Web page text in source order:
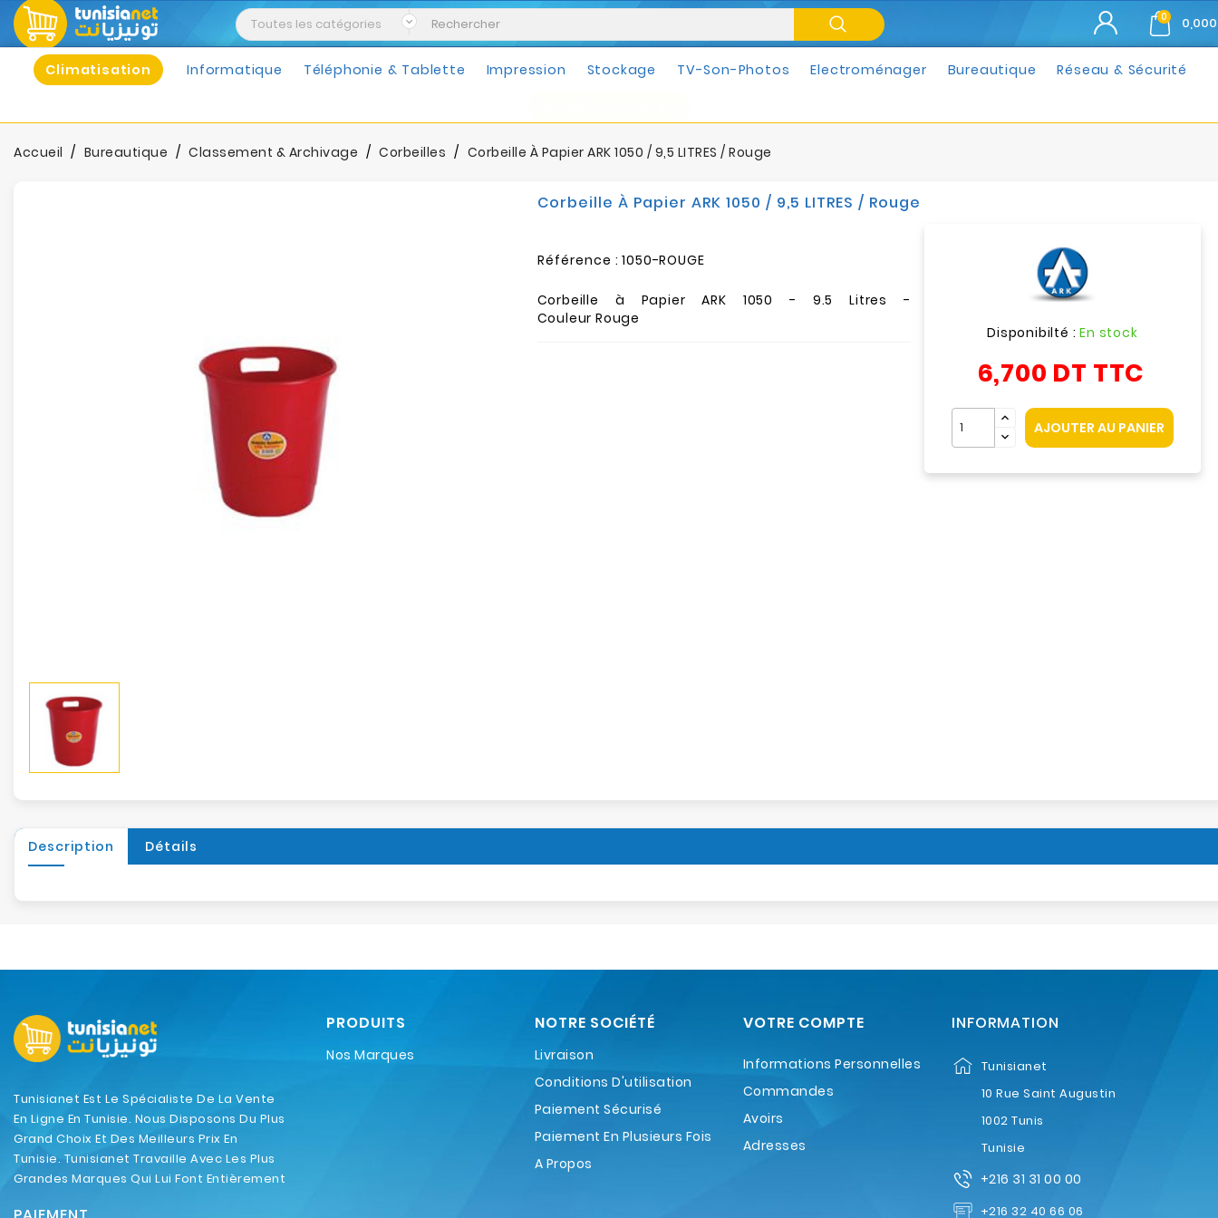
0
Climatisation Informatique Téléphonie & Tablette Impression Stockage TV-Son-Photos Electroménager Bureautique Réseau & Sécurité
Accueil Bureautique Classement & Archivage Corbeilles Corbeille À Papier ARK 1050 / 9,5 LITRES / Rouge
Corbeille À Papier ARK 1050 / 9,5 LITRES / Rouge
Référence : 1050-ROUGE
Corbeille à Papier ARK 1050 - 9.5 Litres -
Couleur Rouge
Disponibilté :En stock
6,700 DT TTC
AJOUTER AU PANIER
Description Détails
Tunisianet Est Le Spécialiste De La Vente
En Ligne En Tunisie. Nous Disposons Du Plus
Grand Choix Et Des Meilleurs Prix En
Tunisie. Tunisianet Travaille Avec Les Plus
Grandes Marques Qui Lui Font Entièrement
PRODUITS
Nos Marques
NOTRE SOCIÉTÉ
Livraison
Conditions D'utilisation
Paiement Sécurisé
Paiement En Plusieurs Fois
A Propos
VOTRE COMPTE
Informations Personnelles
Commandes
Avoirs
Adresses
INFORMATION
Tunisianet
10 Rue Saint Augustin
1002 Tunis
Tunisie
+216 31 31 00 00
+216 32 40 66 06